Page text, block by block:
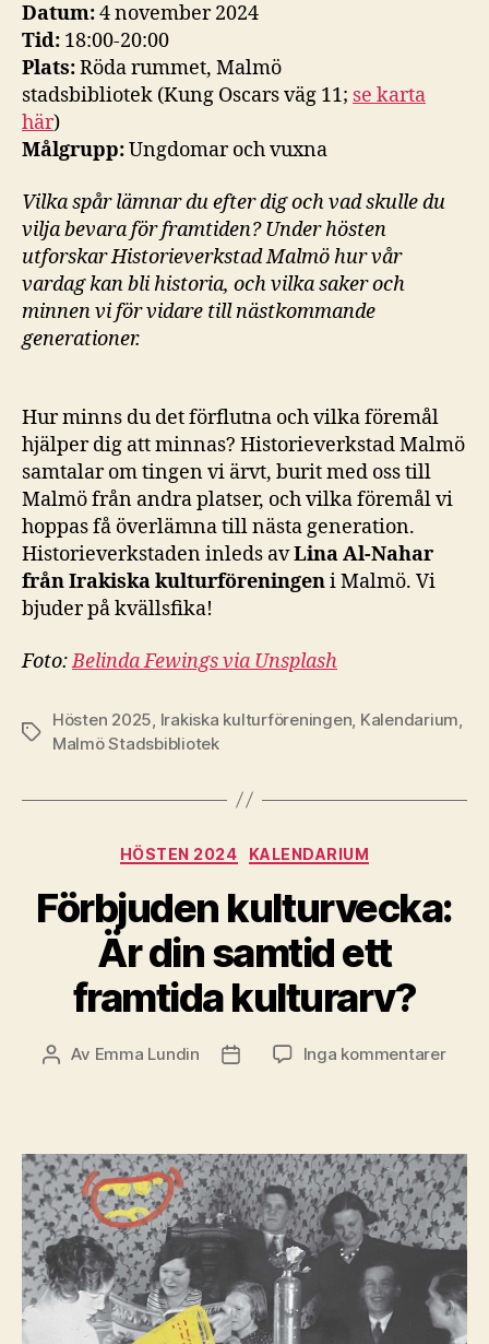
Datum:4 november 2024
Tid: 18:00-20:00
Plats:Röda rummet, Malmö
stadsbibliotek (Kung Oscars väg 11; se karta
här)
Målgrupp:Ungdomar och vuxna
Vilka spår lämnar du efter dig och vad skulle du
vilja bevara för framtiden? Under hösten
utforskar Historieverkstad Malmö hur vår
vardag kan bli historia, och vilka saker och
minnen vi för vidare till nästkommande
generationer.
Hur minns du det förflutna och vilka föremål
hjälper dig att minnas? Historieverkstad Malmö
samtalar om tingen vi ärvt, burit med oss till
Malmö från andra platser, och vilka föremål vi
hoppas få överlämna till nästa generation.
Historieverkstaden inleds avLina Al-Nahar
från Irakiska kulturföreningeni Malmö. Vi
bjuder på kvällsfika!
Foto:Belinda Fewings via Unsplash
Etiketter
Hösten 2025, Irakiska kulturföreningen, Kalendarium,
Malmö Stadsbibliotek
Kategorier
HÖSTEN 2024 KALENDARIUM
Förbjuden kulturvecka:
Är din samtid ett
framtida kulturarv?
Inläggsförfattare
Av Emma Lundin InläggsdatumInga kommentarertill
din
ett